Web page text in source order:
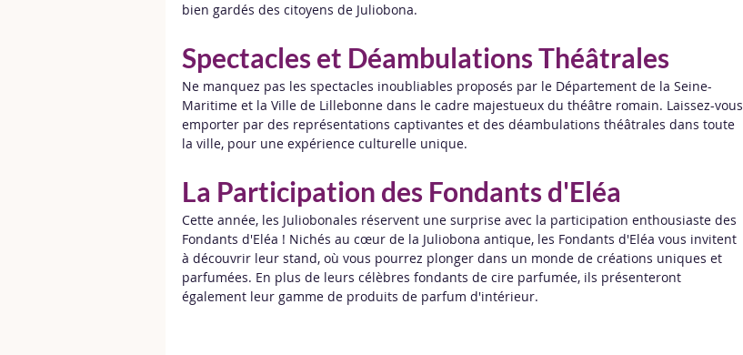
bien gardés des citoyens de Juliobona.
Spectacles et Déambulations Théâtrales
Ne manquez pas les spectacles inoubliables proposés par le Département de la Seine-
Maritime et la Ville de Lillebonne dans le cadre majestueux du théâtre romain. Laissez-vous
emporter par des représentations captivantes et des déambulations théâtrales dans toute
la ville, pour une expérience culturelle unique.
La Participation des Fondants d'Eléa
Cette année, les Juliobonales réservent une surprise avec la participation enthousiaste des
Fondants d'Eléa ! Nichés au cœur de la Juliobona antique, les Fondants d'Eléa vous invitent
à découvrir leur stand, où vous pourrez plonger dans un monde de créations uniques et
parfumées. En plus de leurs célèbres fondants de cire parfumée, ils présenteront
également leur gamme de produits de parfum d'intérieur.